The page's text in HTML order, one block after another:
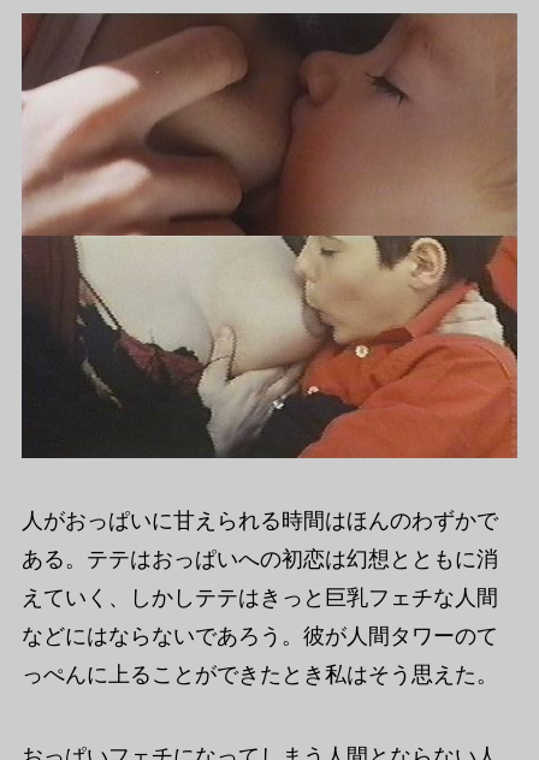
人がおっぱいに甘えられる時間はほんのわずかで
ある。テテはおっぱいへの初恋は幻想とともに消
えていく、しかしテテはきっと巨乳フェチな人間
などにはならないであろう。彼が人間タワーのて
っぺんに上ることができたとき私はそう思えた。